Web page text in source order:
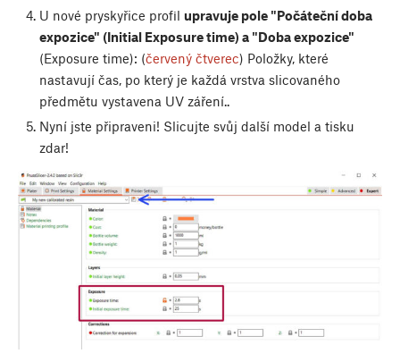
U nové pryskyřice profil upravuje pole "Počáteční doba
expozice" (Initial Exposure time) a "Doba expozice"
(Exposure time): (červený čtverec) Položky, které
nastavují čas, po který je každá vrstva slicovaného
předmětu vystavena UV záření..
Nyní jste připraveni! Slicujte svůj další model a tisku
zdar!